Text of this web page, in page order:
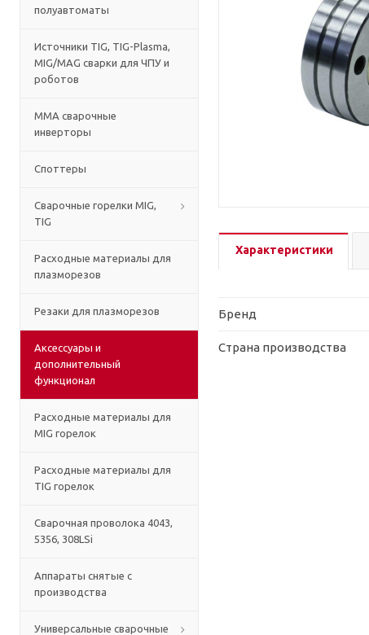
полуавтоматы
Источники TIG, TIG-Plasma,
MIG/MAG сварки для ЧПУ и
роботов
MMA сварочные
инверторы
Споттеры
Сварочные горелки MIG,
TIG
Расходные материалы для
плазморезов
Резаки для плазморезов
Аксессуары и
дополнительный
функционал
Расходные материалы для
MIG горелок
Расходные материалы для
TIG горелок
Сварочная проволока 4043,
5356, 308LSi
Аппараты снятые с
производства
Универсальные сварочные
Характеристики
Бренд
Страна производства